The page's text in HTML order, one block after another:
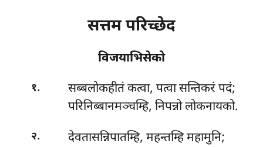
सत्तम परिच्छेद
विजयाभिसेको
१. सब्बलोकहीतंकत्वा, पत्वा सन्तिकरं पदं;
परिनिब्बानमञ्चम्हि, निपन्नो लोकनायको.
२.
देवतासन्निपातम्हि, महन्तम्हि महामुनि;